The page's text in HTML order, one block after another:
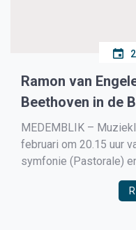
Ramon van
Beethoven in de
Medemblik
MEDEMBLIK –
februari om 20.15 uur
symfonie (Pastorale)
(Keizersconcert) van
professioneel orkest,